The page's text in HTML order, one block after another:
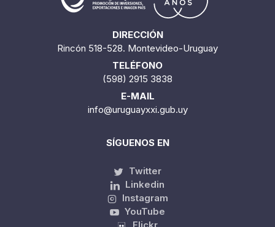
DIRECCIÓN
Rincón 518-528. Montevideo-Uruguay
TELÉFONO
(598) 2915 3838
E-MAIL
info@uruguayxxi.gub.uy
SÍGUENOS EN
Twitter
Linkedin
Instagram
YouTube